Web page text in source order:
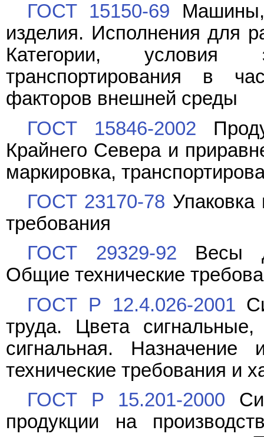
ГОСТ 15150-69 Машины,
изделия. Исполнения для
Категории, условия
транспортирования в
факторов внешней среды
ГОСТ 15846-2002
Крайнего Севера и
маркировка,
ГОСТ 23170-78
требования
ГОСТ 29329-92 Весы
Общие технические
ГОСТ Р 12.4.026-2001
труда. Цвета
сигнальная.
технические требования и
ГОСТ Р 15.201-2000
продукции на